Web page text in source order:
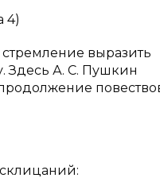
4)
выразить
Здесь А. С. Пушкин